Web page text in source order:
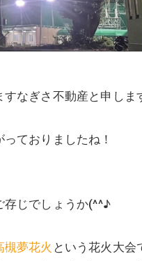
なぎさ不動産と申しま
ておりましたね！
存じでしょうか(^^♪
槻夢花火 という花火大会